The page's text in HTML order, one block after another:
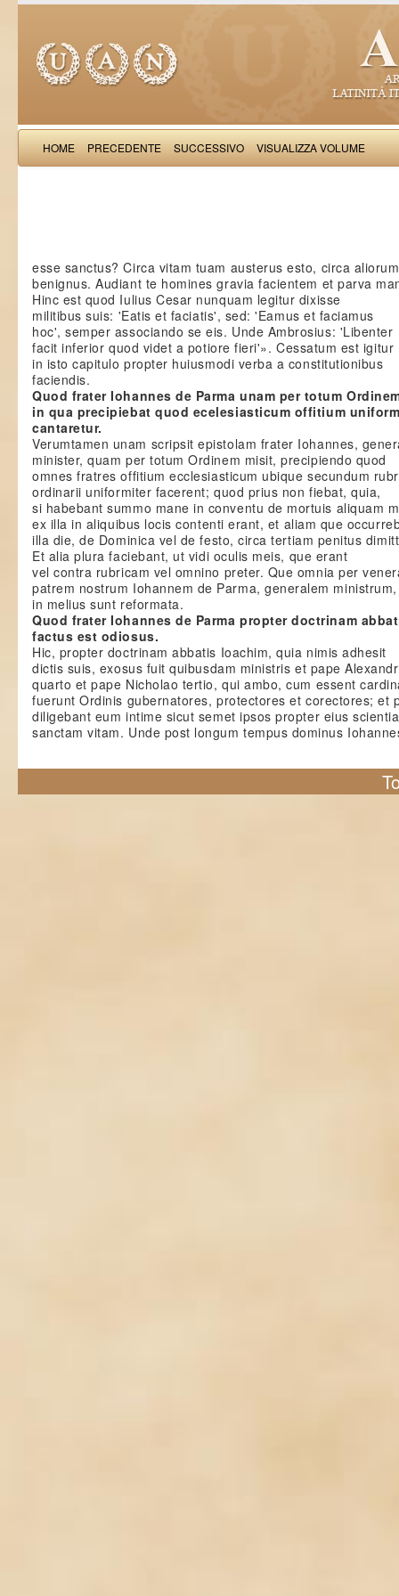
HOME PRECEDENTE SUCCESSIVO VISUALIZZA VOLUME
esse sanctus? Circa vitam tuam austerus esto, circa aliorum
benignus. Audiant te homines gravia facientem et parva
Hinc est quod Iulius Cesar nunquam legitur dixisse
militibus suis: 'Eatis et faciatis', sed: 'Eamus et faciamus
hoc', semper associando se eis. Unde Ambrosius: 'Libenter
facit inferior quod videt a potiore fieri'». Cessatum est igitur
in isto capitulo propter huiusmodi verba a constitutionibus
faciendis.
Quod frater Iohannes de Parma unam per totum
in qua precipiebat quod ecelesiasticum offitium
cantaretur.
Verumtamen unam scripsit epistolam frater Iohannes,
minister, quam per totum Ordinem misit, precipiendo quod
omnes fratres offitium ecclesiasticum ubique secundum
ordinarii uniformiter facerent; quod prius non fiebat, quia,
si habebant summo mane in conventu de mortuis aliquam
ex illa in aliquibus locis contenti erant, et aliam que
illa die, de Dominica vel de festo, circa tertiam penitus
Et alia plura faciebant, ut vidi oculis meis, que erant
vel contra rubricam vel omnino preter. Que omnia per
patrem nostrum Iohannem de Parma, generalem ministrum,
in melius sunt reformata.
Quod frater Iohannes de Parma propter doctrinam
factus est odiosus.
Hic, propter doctrinam abbatis Ioachim, quia nimis adhesit
dictis suis, exosus fuit quibusdam ministris et pape
quarto et pape Nicholao tertio, qui ambo, cum essent
fuerunt Ordinis gubernatores, protectores et corectores; et
diligebant eum intime sicut semet ipsos propter eius
sanctam vitam. Unde post longum tempus dominus